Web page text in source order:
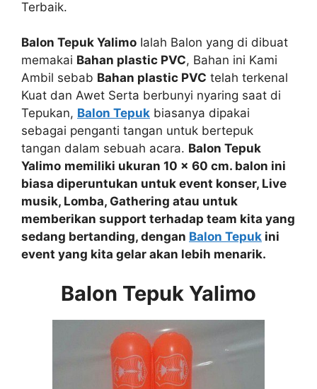
Terbaik.
Balon Tepuk Yalimo Ialah Balon yang di dibuat
memakai Bahan plastic PVC, Bahan ini Kami
Ambil sebab Bahan plastic PVC telah terkenal
Kuat dan Awet Serta berbunyi nyaring saat di
Tepukan, Balon Tepuk biasanya dipakai
sebagai penganti tangan untuk bertepuk
tangan dalam sebuah acara. Balon Tepuk
Yalimo memiliki ukuran 10 x 60 cm. balon ini
biasa diperuntukan untuk event konser, Live
musik, Lomba, Gathering atau untuk
memberikan support terhadap team kita yang
sedang bertanding, dengan Balon Tepuk ini
event yang kita gelar akan lebih menarik.
Balon Tepuk Yalimo